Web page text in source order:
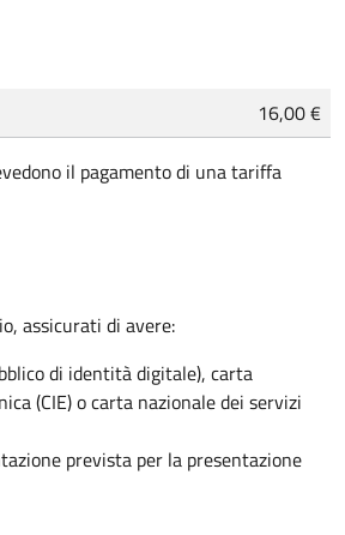
16,00 €
il pagamento di una tariffa
assicurati di avere:
di identità digitale), carta
(CIE) o carta nazionale dei servizi
prevista per la presentazione